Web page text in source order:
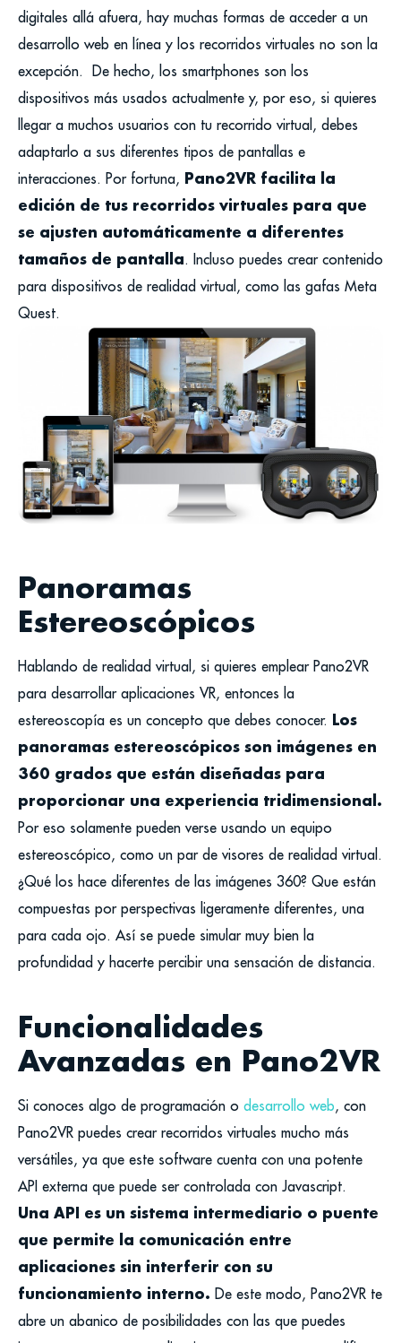
digitales allá afuera, hay muchas formas de acceder a un
desarrollo web en línea y los recorridos virtuales no son la
excepción. De hecho, los smartphones son los
dispositivos más usados actualmente y, por eso, si quieres
llegar a muchos usuarios con tu recorrido virtual, debes
adaptarlo a sus diferentes tipos de pantallas e
interacciones. Por fortuna, Pano2VR facilita la
edición de tus recorridos virtuales para que
se ajusten automáticamente a diferentes
tamaños de pantalla. Incluso puedes crear contenido
para dispositivos de realidad virtual, como las gafas Meta
Quest.
Panoramas
Estereoscópicos
Hablando de realidad virtual, si quieres emplear Pano2VR
para desarrollar aplicaciones VR, entonces la
estereoscopía es un concepto que debes conocer. Los
panoramas estereoscópicos son imágenes en
360 grados que están diseñadas para
proporcionar una experiencia tridimensional.
Por eso solamente pueden verse usando un equipo
estereoscópico, como un par de visores de realidad virtual.
¿Qué los hace diferentes de las imágenes 360? Que están
compuestas por perspectivas ligeramente diferentes, una
para cada ojo. Así se puede simular muy bien la
profundidad y hacerte percibir una sensación de distancia.
Funcionalidades
Avanzadas en Pano2VR
Si conoces algo de programación o desarrollo web, con
Pano2VR puedes crear recorridos virtuales mucho más
versátiles, ya que este software cuenta con una potente
API externa que puede ser controlada con Javascript.
Una API es un sistema intermediario o puente
que permite la comunicación entre
aplicaciones sin interferir con su
funcionamiento interno. De este modo, Pano2VR te
abre un abanico de posibilidades con las que puedes